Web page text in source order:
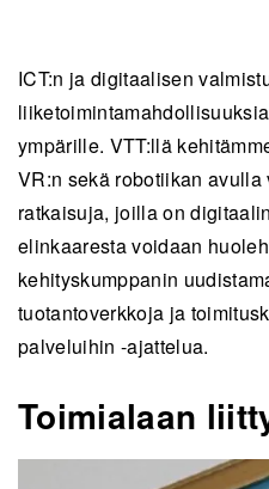
ICT:n ja digitaalisen
ympärille. VTT:llä
VR:n sekä robotiikan
ratkaisuja, joilla on
elinkaaresta voidaan
kehityskumppanin
tuotantoverkkoja ja
palveluihin -ajattelua.
Toimialaan